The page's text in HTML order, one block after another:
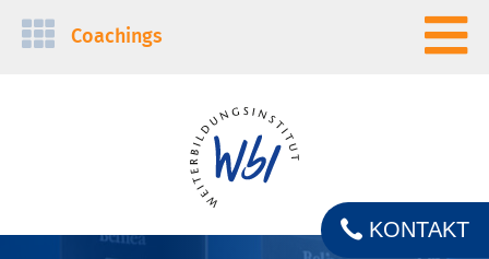
Navigation
Coachings
KONTAKT